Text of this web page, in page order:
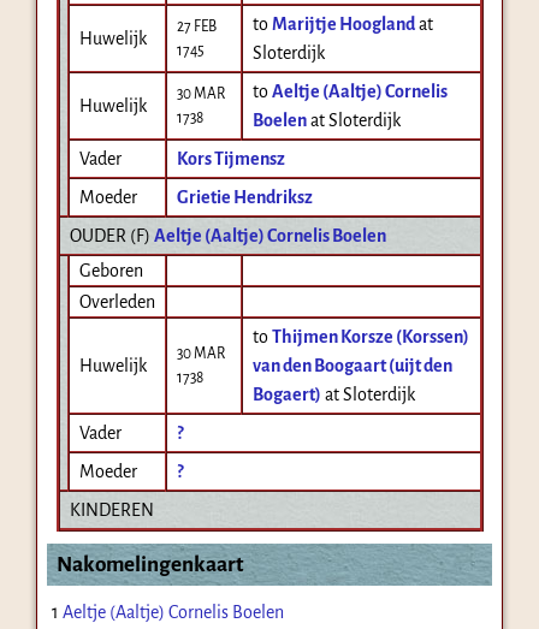
Huwelijk
27 FEB
1745
toMarijtje Hoogland at
Sloterdijk
Huwelijk
30 MAR
1738
toAeltje (Aaltje) Cornelis
Boelen at Sloterdijk
Vader
Kors Tijmensz
Moeder
Grietie Hendriksz
OUDER (F) Aeltje (Aaltje) Cornelis Boelen
Geboren
Overleden
Huwelijk
30 MAR
1738
toThijmen Korsze (Korssen)
van den Boogaart (uijt den
Bogaert) at Sloterdijk
Vader
?
Moeder
?
KINDEREN
Nakomelingenkaart
1 Aeltje (Aaltje) Cornelis Boelen